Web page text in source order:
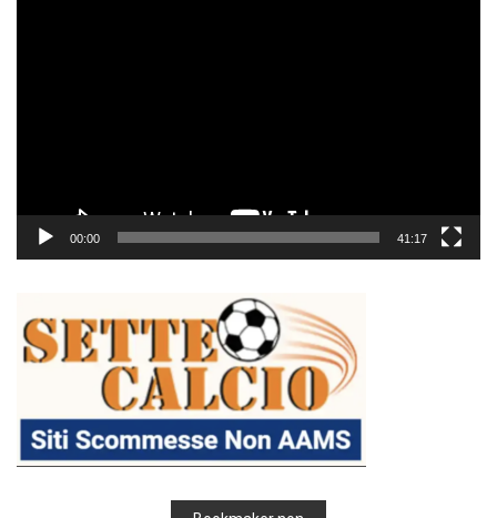
00:00 41:17